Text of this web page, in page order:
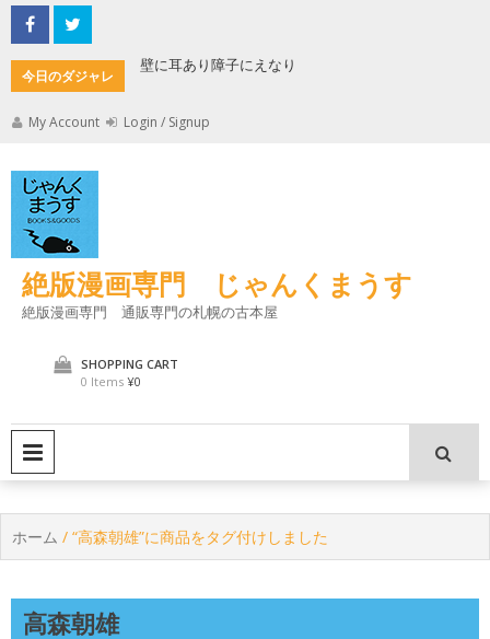
Skip
to
content
今日のダジャレ
んた 壁に耳あり障子にえなり
My Account Login / Signup
絶版漫画専門 じゃんくまうす
絶版漫画専門 通販専門の札幌の古本屋
SHOPPING CART
0 Items ¥0
ホーム / “高森朝雄”に商品をタグ付けしました
高森朝雄